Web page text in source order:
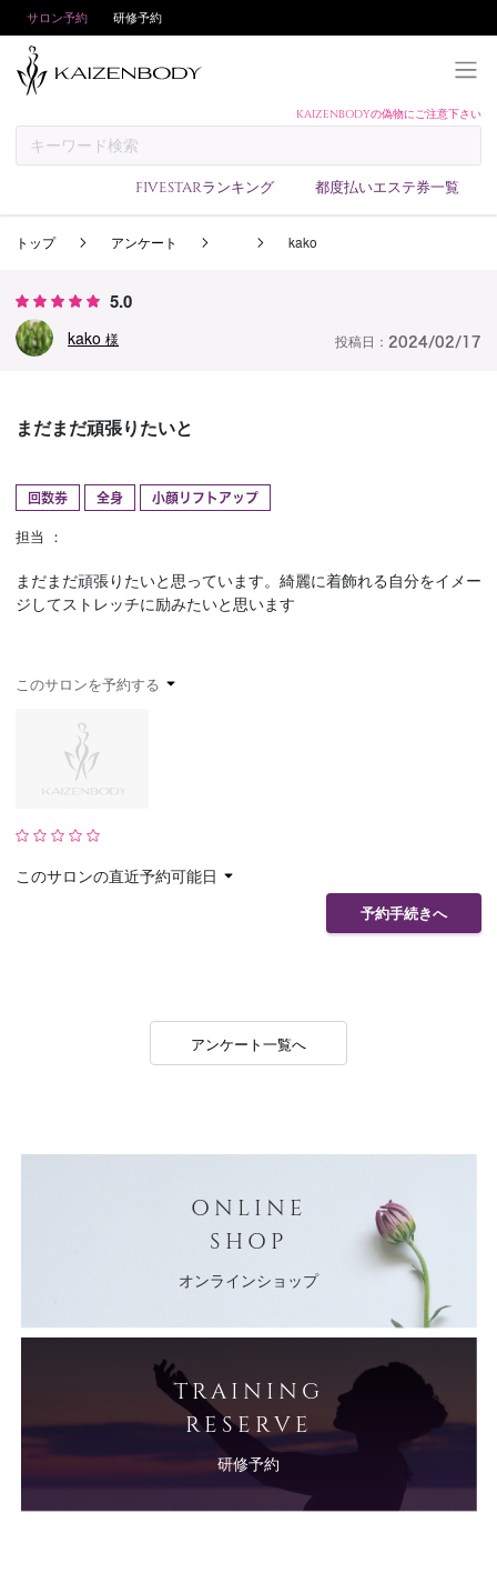
サロン予約 研修予約
KAIZENBODYの偽物にご注意下さい
FIVESTARランキング 都度払いエステ券一覧
予約方法
サロンランキング
お問い合わせ
トップ アンケート kako
5.0
kako 様 投稿日： 2024/02/17
まだまだ頑張りたいと
回数券 全身 小顔リフトアップ
担当 ：
まだまだ頑張りたいと思っています。綺麗に着飾れる自分をイメー
ジしてストレッチに励みたいと思います
このサロンを予約する
このサロンの直近予約可能日
予約手続きへ
アンケート一覧へ
ONLINE
SHOP
オンラインショップ
TRAINING
RESERVE
研修予約